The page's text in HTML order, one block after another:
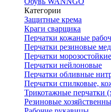
Категории
Защитные крема
Краги сварщика
Перчатки кожаные
Перчатки резиновые
Перчатки морозостойкие
Перчатки нейлоновые
Перчатки обливные
Перчатки спилковые,
Трикотажные перчатки
Резиновые